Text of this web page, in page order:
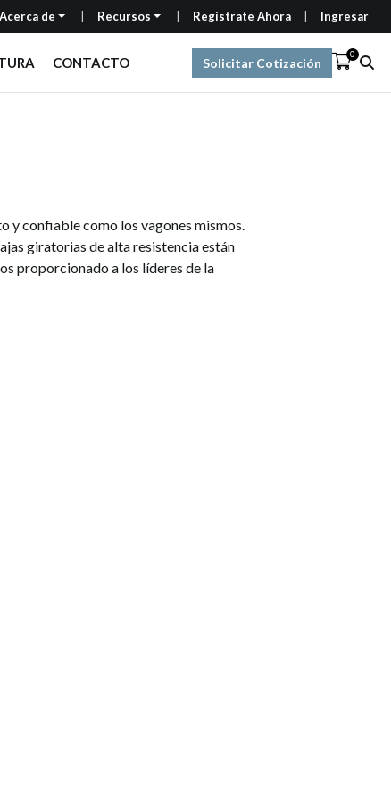
Acerca de Recursos Regístrate Ahora Ingresar
CONTACTO Solicitar Cotización
0
y confiable como los vagones mismos.
giratorias de alta resistencia están
proporcionado a los líderes de la